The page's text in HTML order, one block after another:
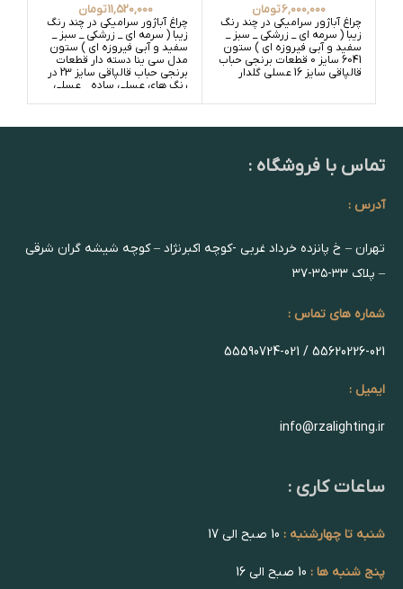
6,000,000تومان
چراغ آباژور سرامیکی در چند رنگ
زیبا ( سرمه ای _ زرشکی _ سبز _
سفید و آبی فیروزه ای ) ستون
6041 سایز 0 قطعات برنجی حباب
قالپاقی سایز 16 عسلی گلدار
11,520,000تومان
چراغ آباژور سرامیکی در چند رنگ
زیبا ( سرمه ای _ زرشکی _ سبز _
سفید و آبی فیروزه ای ) ستون
مدل سی ینا دسته دار قطعات
برنجی حباب قالپاقی سایز 23 در
رنگ های عسلی ساده _ عسلی
تماس با فروشگاه :
آدرس :
تهران – خ پانزده خرداد غربی -کوچه اکبرنژاد – کوچه شیشه گران شرقی
– پلاک ۳۳-۳۵-۳۷
شماره های تماس :
55620226-021 / 55590724-021
ایمیل :
info@rzalighting.ir
ساعات کاری :
شنبه تا چهارشنبه :
پنج شنبه ها :